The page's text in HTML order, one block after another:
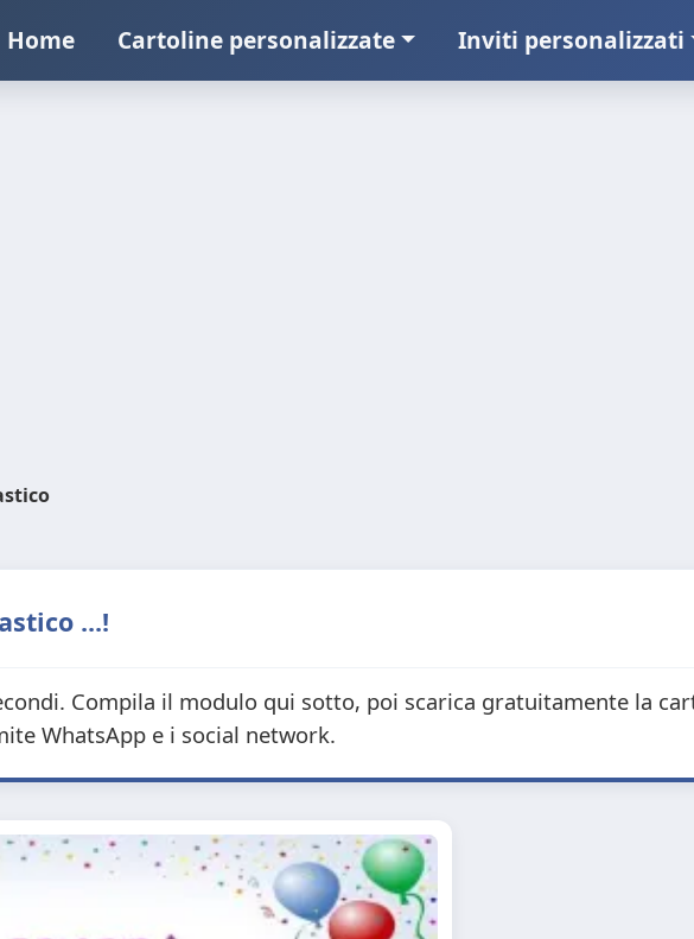
Home Cartoline personalizzate Inviti personalizzati
...!
Compila il modulo qui sotto, poi scarica gratuitamente la
WhatsApp e i social network.